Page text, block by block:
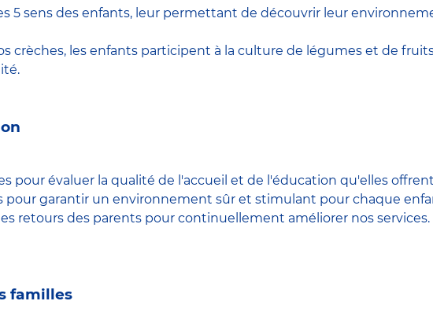
5 sens des enfants, leur permettant de découvrir leur
crèches, les enfants participent à la culture de légumes et de
pour évaluer la qualité de l'accueil et de l'éducation qu'elles
pour garantir un environnement sûr et stimulant pour chaque
retours des parents pour continuellement améliorer nos
familles